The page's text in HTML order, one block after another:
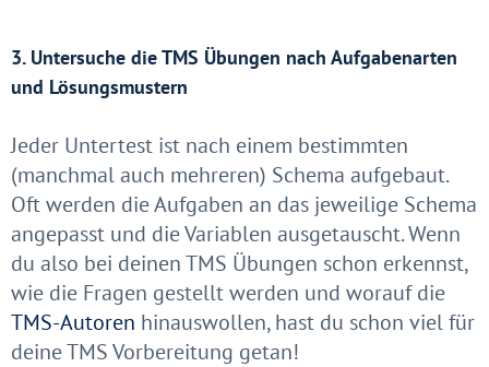
3. Untersuche die TMS Übungen nach Aufgabenarten
und Lösungsmustern
Jeder Untertest ist nach einem bestimmten
(manchmal auch mehreren) Schema aufgebaut.
Oft werden die Aufgaben an das jeweilige Schema
angepasst und die Variablen ausgetauscht. Wenn
du also bei deinen TMS Übungen schon erkennst,
wie die Fragen gestellt werden und worauf die
TMS-Autoren hinauswollen, hast du schon viel für
deine TMS Vorbereitung getan!